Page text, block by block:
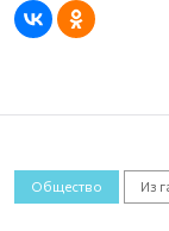
Общество Из